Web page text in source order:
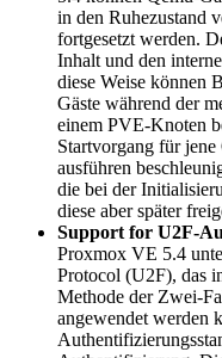
in den Ruhezustand
fortgesetzt werden.
Inhalt und den
diese Weise können
Gäste während der
einem PVE-Knoten
Startvorgang für
ausführen
die bei der
diese aber später
Support for U2F-
Proxmox VE 5.4
Protocol (U2F), das
Methode der Zwei-
angewendet werden